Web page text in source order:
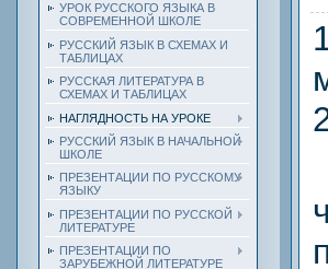
УРОК РУССКОГО ЯЗЫКА В
СОВРЕМЕННОЙ ШКОЛЕ
РУССКИЙ ЯЗЫК В СХЕМАХ И
ТАБЛИЦАХ
РУССКАЯ ЛИТЕРАТУРА В
СХЕМАХ И ТАБЛИЦАХ
НАГЛЯДНОСТЬ НА УРОКЕ
РУССКИЙ ЯЗЫК В НАЧАЛЬНОЙ
ШКОЛЕ
ПРЕЗЕНТАЦИИ ПО РУССКОМУ
ЯЗЫКУ
ПРЕЗЕНТАЦИИ ПО РУССКОЙ
ЛИТЕРАТУРЕ
ПРЕЗЕНТАЦИИ ПО
ЗАРУБЕЖНОЙ ЛИТЕРАТУРЕ